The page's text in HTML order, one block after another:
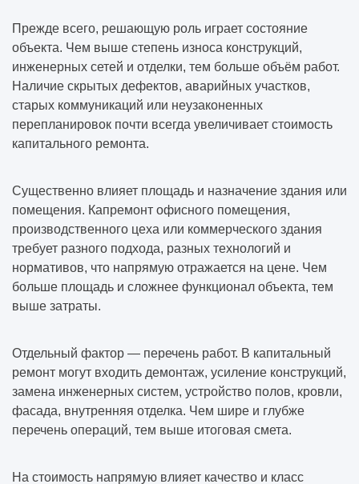
Прежде всего, решающую роль играет состояние
объекта. Чем выше степень износа конструкций,
инженерных сетей и отделки, тем больше объём работ.
Наличие скрытых дефектов, аварийных участков,
старых коммуникаций или неузаконенных
перепланировок почти всегда увеличивает стоимость
капитального ремонта.
Существенно влияет площадь и назначение здания или
помещения. Капремонт офисного помещения,
производственного цеха или коммерческого здания
требует разного подхода, разных технологий и
нормативов, что напрямую отражается на цене. Чем
больше площадь и сложнее функционал объекта, тем
выше затраты.
Отдельный фактор — перечень работ. В капитальный
ремонт могут входить демонтаж, усиление конструкций,
замена инженерных систем, устройство полов, кровли,
фасада, внутренняя отделка. Чем шире и глубже
перечень операций, тем выше итоговая смета.
На стоимость напрямую влияет качество и класс